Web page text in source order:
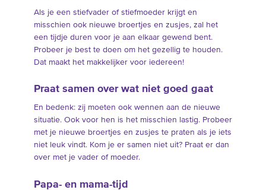
Als je een stiefvader of stiefmoeder krijgt en
misschien ook nieuwe broertjes en zusjes, zal het
een tijdje duren voor je aan elkaar gewend bent.
Probeer je best te doen om het gezellig te houden.
Dat maakt het makkelijker voor iedereen!
Praat samen over wat niet goed gaat
En bedenk: zij moeten ook wennen aan de nieuwe
situatie. Ook voor hen is het misschien lastig. Probeer
met je nieuwe broertjes en zusjes te praten als je iets
niet leuk vindt. Kom je er samen niet uit? Praat er dan
over met je vader of moeder.
Papa- en mama-tijd